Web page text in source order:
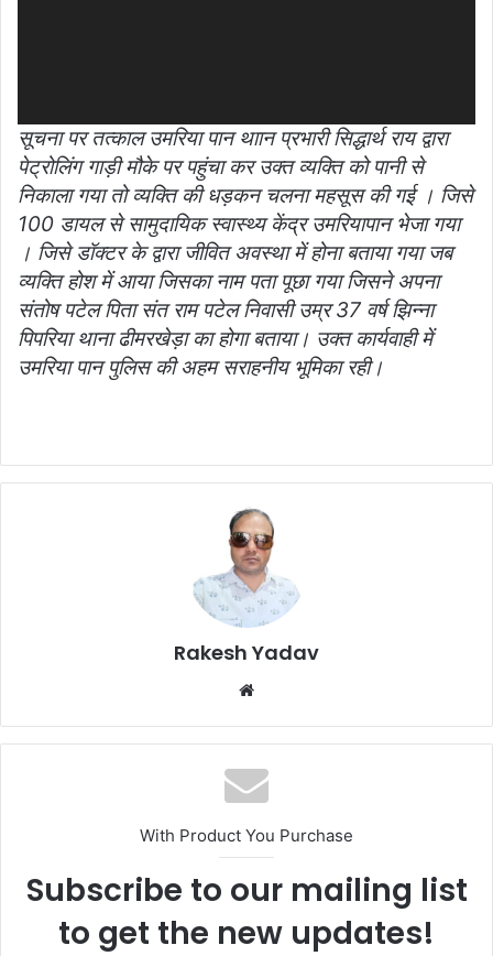
सूचना पर तत्काल उमरिया पान थाान प्रभारी सिद्धार्थ राय द्वारा
पेट्रोलिंग गाड़ी मौके पर पहुंचाकर उक्त व्यक्ति को पानी से
निकाला गया तो व्यक्ति की धड़कन चलना महसूस की गई । जिसे
100 डायल से सामुदायिक स्वास्थ्य केंद्र उमरियापान भेजा गया
। जिसे डॉक्टर के द्वारा जीवित अवस्था में होना बताया गया जब
व्यक्ति होश में आया जिसका नाम पता पूछा गया जिसने अपना
संतोष पटेल पिता संत राम पटेल निवासी उम्र 37 वर्ष झिन्ना
पिपरिया थाना ढीमरखेड़ा का होगा बताया। उक्त कार्यवाही में
उमरिया पान पुलिस की अहम सराहनीय भूमिका रही।
Rakesh Yadav
b
s
i
e
With Product You Purchase
Subscribe to our mailing list
to get the new updates!